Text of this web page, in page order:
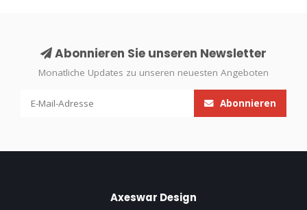
Abonnieren Sie unseren Newsletter
Monatliche Updates zu unseren neuesten Angeboten
Abonnieren
Axeswar Design